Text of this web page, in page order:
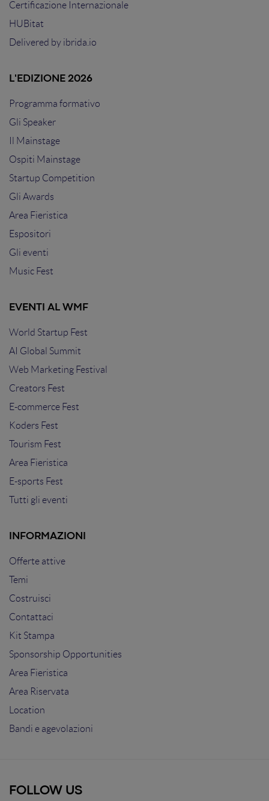
Certificazione Internazionale
HUBitat
Delivered by ibrida.io
L'EDIZIONE 2026
Programma formativo
Gli Speaker
Il Mainstage
Ospiti Mainstage
Startup Competition
Gli Awards
Area Fieristica
Espositori
Gli eventi
Music Fest
EVENTI AL WMF
World Startup Fest
AI Global Summit
Web Marketing Festival
Creators Fest
E-commerce Fest
Koders Fest
Tourism Fest
Area Fieristica
E-sports Fest
Tutti gli eventi
INFORMAZIONI
Offerte attive
Temi
Costruisci
Contattaci
Kit Stampa
Sponsorship Opportunities
Area Fieristica
Area Riservata
Location
Bandi e agevolazioni
FOLLOW US